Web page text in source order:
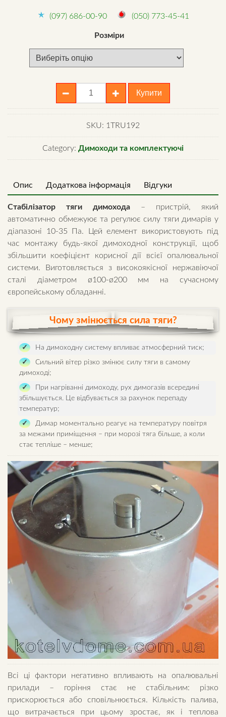
(097) 686-00-90 (050) 773-45-41
Розміри
Регулятор
тяги
димоходу
Купити
SKU: 1TRU192
Category: Димоходи та комплектуючі
Опис Додаткова інформація Відгуки
Стабілізатор тяги димохода – пристрій, який
автоматично обмежуює та регулює силу тяги димарів у
діапазоні 10-35 Па. Цей елемент використовують під
час монтажу будь-якої димоходної конструкції, щоб
збільшити коефіцієнт корисної дії всієї опалювальної
системи. Виготовляється з високоякісної нержавіючої
сталі діаметром ø100-ø200 мм на сучасному
європейському обладанні.
Чому змінюється сила тяги?
На димоходну систему впливає атмосферний тиск;
Сильний вітер різко змінює силу тяги в самому
димоході;
При нагріванні димоходу, рух димогазів всередині
збільшується. Це відбувається за рахунок перепаду
температур;
Димар моментально реагує на температуру повітря
за межами приміщення – при морозі тяга більше, а коли
стає тепліше – менше;
Всі ці фактори негативно впливають на опалювальні
прилади – горіння стає не стабільним: різко
прискорюється або сповільнюється. Кількість палива,
що витрачається при цьому зростає, як і теплова